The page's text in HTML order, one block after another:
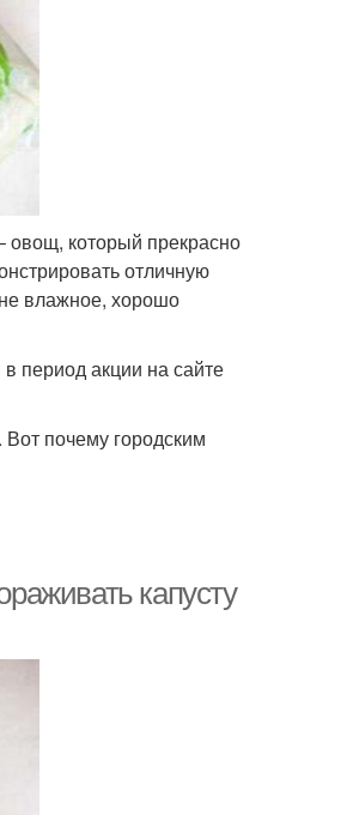
овощ, который прекрасно
отличную
влажное, хорошо
период акции на сайте
почему городским
капусту